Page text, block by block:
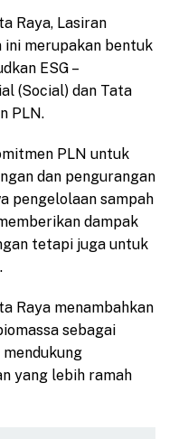
Raya, Lasiran
ini merupakan bentuk
ESG –
(Social) dan Tata
PLN.
PLN untuk
dan pengurangan
pengelolaan sampah
dampak
tetapi juga untuk
Raya menambahkan
sebagai
yang lebih ramah